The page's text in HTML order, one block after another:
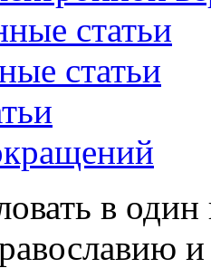
статьи
статьи
в